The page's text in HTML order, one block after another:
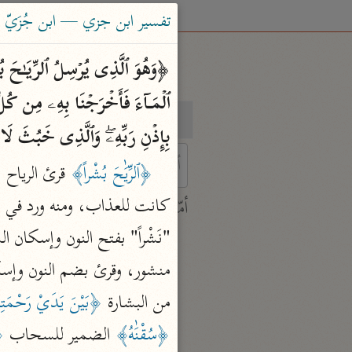
بحث
characters for results.
أمّهات
جامع البيان
ابن جرير الطبري (٣١٠ هـ)
نحو ٢٨ مجلدًا
تفسير القرآن العظيم
ابن كثير (٧٧٤ هـ)
تفسير ابن جزي — ابن جُزَيّ (٧٤١
بِإِذۡنِ رَبِّهِۦۖ وَٱلَّذِی خَبُثَ لَا
﴿ٱلرِّيَٰحَ بُشْراً﴾
من البشارة ﴿بَيْنَ يَدَيْ
﴿سُقْنَٰهُ﴾ الضمير للسحاب